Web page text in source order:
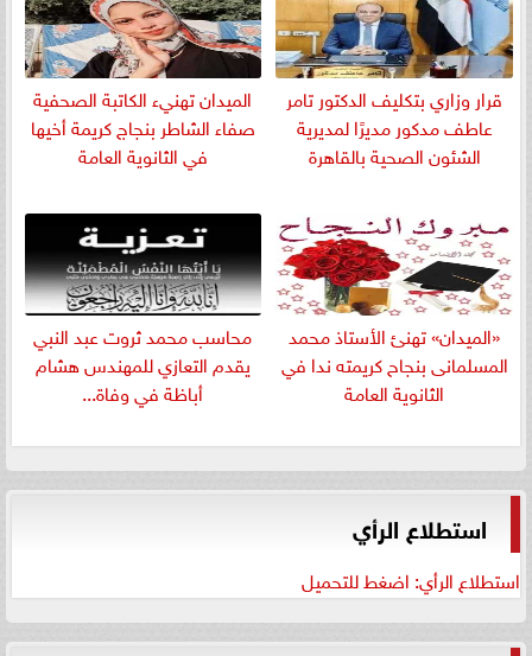
قرار وزاري بتكليف الدكتور تامر
عاطف مدكور مديرًا لمديرية
الشئون الصحية بالقاهرة
الميدان تهنيء الكاتبة الصحفية
صفاء الشاطر بنجاج كريمة أخيها
في الثانوية العامة
«الميدان» تهنئ الأستاذ محمد
المسلمانى بنجاح كريمته ندا في
الثانوية العامة
​محاسب محمد ثروت عبد النبي
يقدم التعازي للمهندس هشام
أباظة في وفاة...
استطلاع الرأي
استطلاع الرأي: اضغط للتحميل